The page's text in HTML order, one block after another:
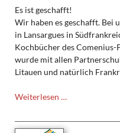
Es ist geschafft!
Wir haben es geschafft. Bei
in Lansargues in
Kochbücher des
wurde mit allen
Litauen und natürlich
Weiterlesen …
-